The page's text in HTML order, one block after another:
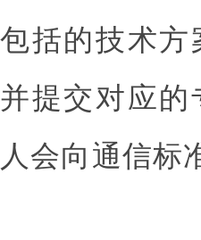
包括的技术
并提交对应
人会向通信标